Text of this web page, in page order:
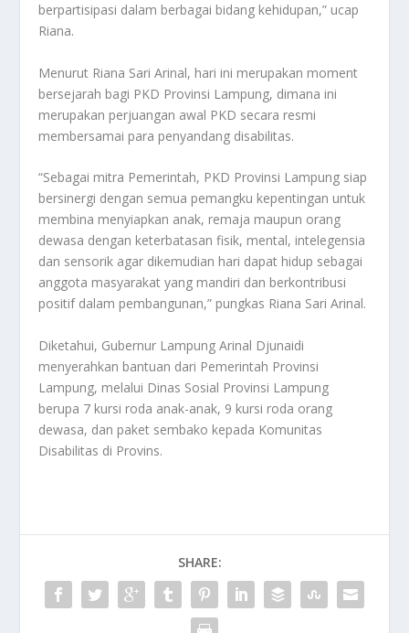
berpartisipasi dalam berbagai bidang kehidupan,” ucap
Riana.
Menurut Riana Sari Arinal, hari ini merupakan moment
bersejarah bagi PKD Provinsi Lampung, dimana ini
merupakan perjuangan awal PKD secara resmi
membersamai para penyandang disabilitas.
“Sebagai mitra Pemerintah, PKD Provinsi Lampung siap
bersinergi dengan semua pemangku kepentingan untuk
membina menyiapkan anak, remaja maupun orang
dewasa dengan keterbatasan fisik, mental, intelegensia
dan sensorik agar dikemudian hari dapat hidup sebagai
anggota masyarakat yang mandiri dan berkontribusi
positif dalam pembangunan,” pungkas Riana Sari Arinal.
Diketahui, Gubernur Lampung Arinal Djunaidi
menyerahkan bantuan dari Pemerintah Provinsi
Lampung, melalui Dinas Sosial Provinsi Lampung
berupa 7 kursi roda anak-anak, 9 kursi roda orang
dewasa, dan paket sembako kepada Komunitas
Disabilitas di Provins.
SHARE: